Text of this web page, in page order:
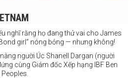
nghĩ rằng họ đang thử vai cho James
girl” nóng bỏng — nhưng không!
người Úc Shanell Dargan (người
cùng Giám đốc Xếp hạng IBF Ben